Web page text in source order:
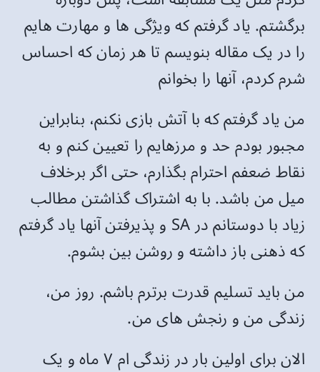
برگشتم. یاد گرفتم که ویژگی ها و مهارت هایم
را در یک مقاله بنویسم تا هر زمان که احساس
شرم کردم، آنها را بخوانم
من یاد گرفتم که با آتش بازی نکنم، بنابراین
مجبور بودم حد و مرزهایم را تعیین کنم و به
نقاط ضعفم احترام بگذارم، حتی اگر برخلاف
میل من باشد. با به اشتراک گذاشتن مطالب
زیاد با دوستانم در SA و پذیرفتن آنها یاد گرفتم
که ذهنی باز داشته و روشن بین بشوم.
من باید تسلیم قدرت برترم باشم. روز من،
زندگی من و رنجش های من.
الان برای اولین بار در زندگی ام ۷ ماه و یک